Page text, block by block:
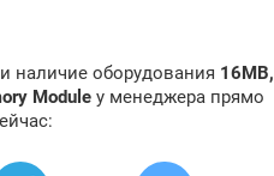
наличие оборудования 16MB,
Module у менеджера прямо